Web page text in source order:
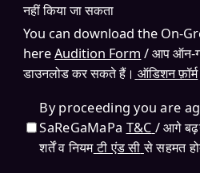
नहीं किया जा सकता
You can download the On-
here Audition Form / आप ऑन-
डाउनलोड कर सकते हैं। ऑडिशन फ़ॉर्म
By proceeding you are
SaReGaMaPa T&C / आगे
शर्तें व नियमटी एंड सी से सहमत